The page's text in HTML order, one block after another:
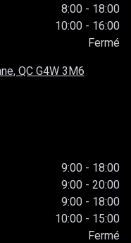
8:00 - 18:00
10:00 - 16:00
Fermé
QC G4W 3M6
9:00 - 18:00
9:00 - 20:00
9:00 - 18:00
10:00 - 15:00
Fermé